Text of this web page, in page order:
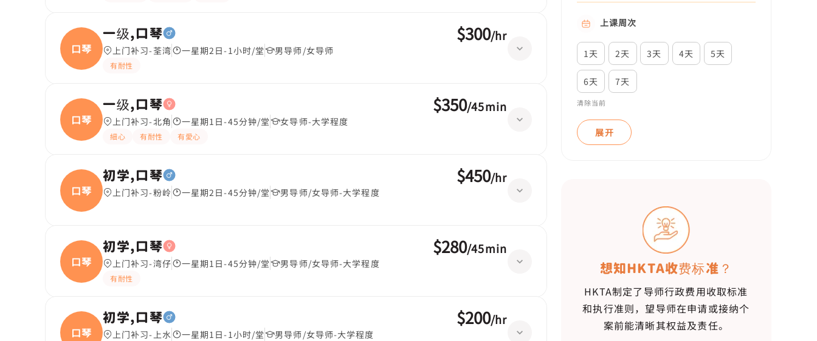
口琴
一级,口琴
上门补习-荃湾 一星期2日-1小时/堂 男导师/女导师
有耐性
$300/hr
口琴
一级,口琴
上门补习-北角 一星期1日-45分钟/堂 女导师-大学程度
細心 有耐性 有愛心
$350/45min
口琴
初学,口琴
上门补习-粉岭 一星期2日-45分钟/堂 男导师/女导师-大学程度
$450/hr
口琴
初学,口琴
上门补习-湾仔 一星期1日-45分钟/堂 男导师/女导师-大学程度
有耐性
$280/45min
口琴
初学,口琴
上门补习-上水 一星期1日-1小时/堂 男导师/女导师-大学程度
$200/hr
上课周次
1天 2天 3天 4天 5天
6天 7天
清除当前
展开
想知HKTA收费标准？
HKTA制定了导师行政费用收取标准
和执行准则，望导师在申请或接纳个
案前能清晰其权益及责任。